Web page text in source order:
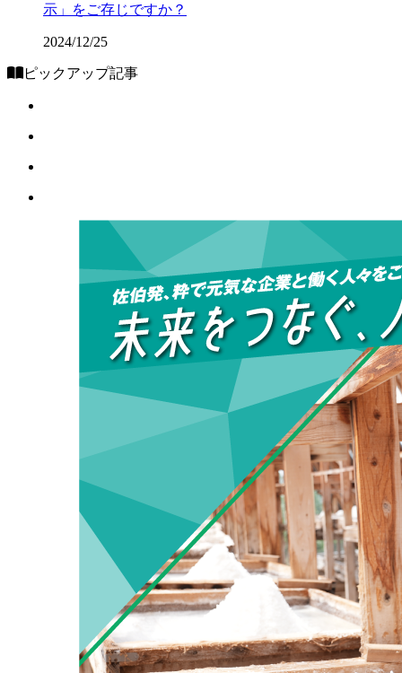
示」をご存じですか？
2024/12/25
ピックアップ記事